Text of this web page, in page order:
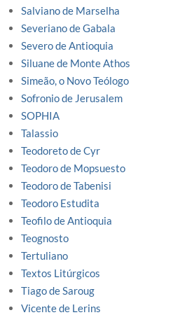
Salviano de Marselha
Severiano de Gabala
Severo de Antioquia
Siluane de Monte Athos
Simeão, o Novo Teólogo
Sofronio de Jerusalem
SOPHIA
Talassio
Teodoreto de Cyr
Teodoro de Mopsuesto
Teodoro de Tabenisi
Teodoro Estudita
Teofilo de Antioquia
Teognosto
Tertuliano
Textos Litúrgicos
Tiago de Saroug
Vicente de Lerins